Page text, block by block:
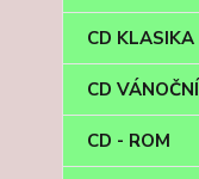
CD KLASIKA
CD VÁNOČNÍ
CD - ROM